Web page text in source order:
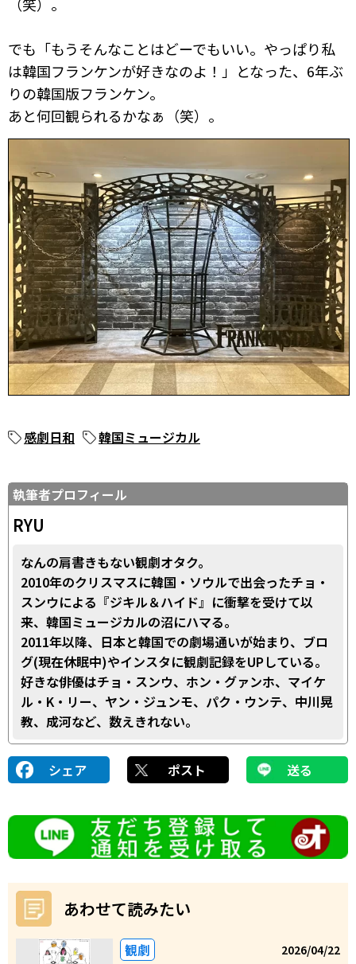
（笑）。
でも「もうそんなことはどーでもいい。やっぱり私
は韓国フランケンが好きなのよ！」となった、6年ぶ
りの韓国版フランケン。
あと何回観られるかなぁ（笑）。
感劇日和 韓国ミュージカル
執筆者プロフィール
RYU
なんの肩書きもない観劇オタク。
2010年のクリスマスに韓国・ソウルで出会ったチョ・
スンウによる『ジキル＆ハイド』に衝撃を受けて以
来、韓国ミュージカルの沼にハマる。
2011年以降、日本と韓国での劇場通いが始まり、ブロ
グ(現在休眠中)やインスタに観劇記録をUPしている。
好きな俳優はチョ・スンウ、ホン・グァンホ、マイケ
ル・K・リー、ヤン・ジュンモ、パク・ウンテ、中川晃
教、成河など、数えきれない。
シェア ポスト 送る
あわせて読みたい
観劇 2026/04/22